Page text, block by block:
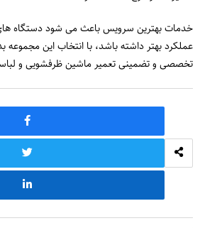
خدمات بهترین سرویس باعث می شود دستگاه
عملکرد بهتر داشته باشد، با انتخاب این مجموعه
تخصصی و تضمینی تعمیر ماشین ظرفشویی و